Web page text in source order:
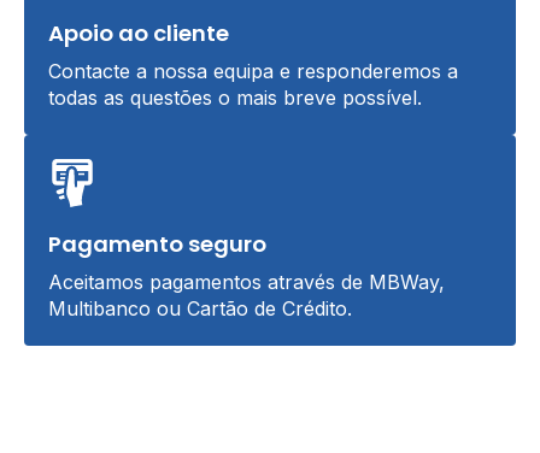
Apoio ao cliente
Contacte a nossa equipa e responderemos a
todas as questões o mais breve possível.
Pagamento seguro
Aceitamos pagamentos através de MBWay,
Multibanco ou Cartão de Crédito.